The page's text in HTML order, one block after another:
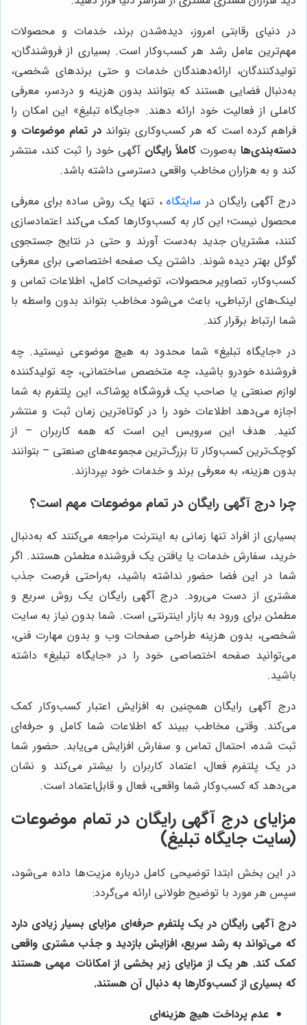
در دنیای رقابتی امروز، دیده‌شدن برند، خدمات و محصولات
مهم‌ترین عامل رشد هر کسب‌وکار است. بسیاری از فروشندگان،
تولیدکنندگان، ارائه‌دهندگان خدمات و حتی برندهای شخصی،
به‌دنبال فضایی هستند که بتوانند بدون هزینه و دردسر، معرفی
کاملی از فعالیت خود ارائه دهند. «جایگاه تبلیغ» این امکان را
فراهم کرده است که هر کسب‌وکاری بتوانددر تمام موضوعات و
دسته‌بندی‌ها به‌صورت کاملاً رایگان آگهی خود را ثبت کند، منتشر
کند و به هزاران مخاطب واقعی دسترسی داشته باشد.
درج آگهی رایگان در سایتگاه ، تنها یک روش ساده برای معرفی
محصول نیست؛ این کار به کسب‌وکارها کمک می‌کند اعتمادسازی
کنند، مشتریان جدید به‌دست آورند و حتی در نتایج جستجوی
گوگل بهتر دیده شوند. داشتن یک صفحه اختصاصی برای معرفی
کسب‌وکار، تصاویر محصولات، توضیحات کامل، اطلاعات تماس و
لینک‌های ارتباطی، باعث می‌شود مخاطب بتواند بدون واسطه با
شما ارتباط برقرار کند.
در «جایگاه تبلیغ» شما محدود به هیچ موضوعی نیستید. چه
فروشنده خودرو باشید، چه متخصص ساختمانی، چه تولید‌کننده
لوازم صنعتی یا صاحب یک فروشگاه پوشاک، این پلتفرم به شما
اجازه می‌دهد اطلاعات خود را در کوتاه‌ترین زمان ثبت و منتشر
کنید. هدف این سرویس این است که همه کاربران – از
کوچک‌ترین کسب‌وکار تا بزرگ‌ترین مجموعه‌های صنعتی – بتوانند
بدون هزینه‌، به معرفی برند و خدمات خود بپردازند.
چرا درج آگهی رایگان در تمام موضوعات مهم است؟
بسیاری از افراد تنها زمانی به اینترنت مراجعه می‌کنند که به‌دنبال
خرید، سفارش خدمات یا یافتن یک فروشنده مطمئن هستند. اگر
شما در این فضا حضور نداشته باشید، به‌راحتی فرصت جذب
مشتری از دست می‌رود. درج آگهی رایگان یک روش سریع و
مطمئن برای ورود به بازار اینترنتی است. شما بدون نیاز به سایت
شخصی، بدون هزینه طراحی صفحات وب و بدون مهارت فنی،
می‌توانید صفحه اختصاصی خود را در «جایگاه تبلیغ» داشته
باشید.
درج آگهی رایگان همچنین به افزایش اعتبار کسب‌وکار کمک
می‌کند. وقتی مخاطب ببیند که اطلاعات شما کامل و حرفه‌ای
ثبت شده، احتمال تماس و سفارش افزایش می‌یابد. حضور شما
در یک پلتفرم فعال، اعتماد کاربران را بیشتر می‌کند و نشان
می‌دهد که کسب‌وکار شما واقعی، فعال و قابل‌اعتماد است.
مزایای درج آگهی رایگان در تمام موضوعات
(سایت جایگاه تبلیغ)
در این بخش ابتدا توضیحی کامل درباره مزیت‌ها داده می‌شود،
سپس هر مورد با توضیح طولانی ارائه می‌گردد:
درج آگهی رایگان در یک پلتفرم حرفه‌ای مزایای بسیار زیادی دارد
که می‌تواند به رشد سریع، افزایش بازدید و جذب مشتری واقعی
کمک کند. هر یک از مزایای زیر بخشی از امکانات مهمی هستند
که بسیاری از کسب‌وکارها به دنبال آن هستند.
عدم پرداخت هیچ هزینه‌ای